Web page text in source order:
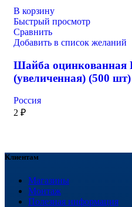
В корзину
Быстрый просмотр
Сравнить
Добавить в список желаний
Шайба оцинкованная
(увеличенная) (500 шт)
Россия
2 ₽
Клиентам
Магазины
Монтаж
Полезная информация